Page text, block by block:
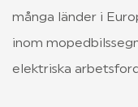
FRÅGOR OCH SVAR
många länder i
inom
elektriska